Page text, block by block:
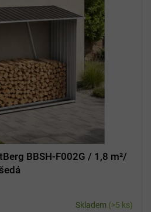
BBSH-F002G / 1,8 m²/
Skladem (>5 ks)